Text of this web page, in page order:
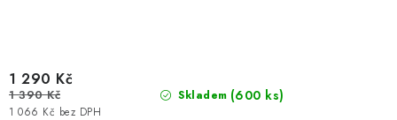
Skladem (600 ks)
1 066 Kč bez DPH
1 290 Kč
1 390 Kč